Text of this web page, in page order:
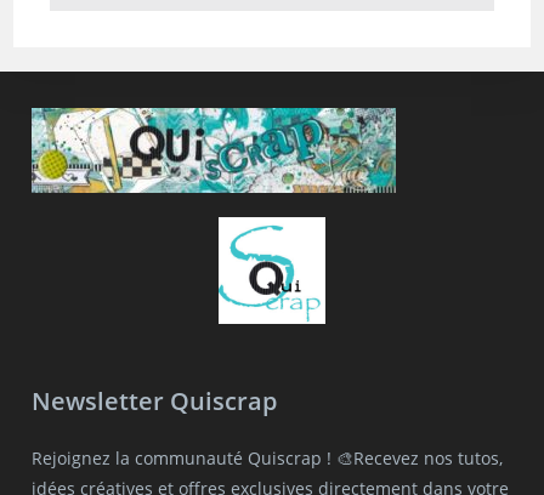
Newsletter Quiscrap
Rejoignez la communauté Quiscrap ! 🎨Recevez nos tutos,
idées créatives et offres exclusives directement dans votre